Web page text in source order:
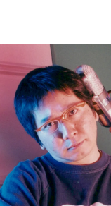
トピックス
TBS
お知らせ
イベント・
YouTube
会社情報